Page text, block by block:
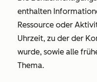
enthalten
Ressource oder
Uhrzeit, zu der der
wurde, sowie alle
Thema.